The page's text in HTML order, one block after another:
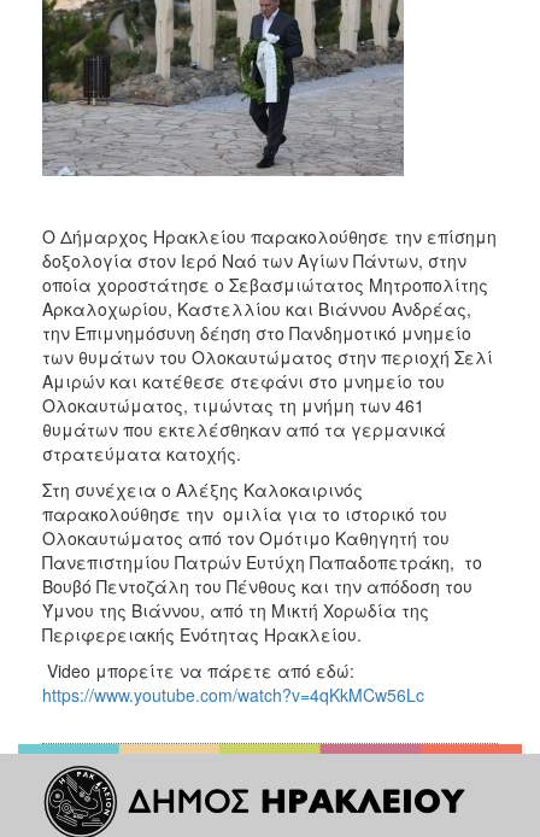
2012
2011
2010
2006
ΔΗΜΟΤΗΣ
ΕΠΙΣΚΕΠΤΗΣ
ΗΡΑΚΛΕΙΟ
Ο Δήμαρχος Ηρακλείου παρακολούθησε την επίσημη
δοξολογία στον Ιερό Ναό των Αγίων Πάντων, στην
οποία χοροστάτησε ο Σεβασμιώτατος Μητροπολίτης
Αρκαλοχωρίου, Καστελλίου και Βιάννου Ανδρέας,
την Επιμνημόσυνη δέηση στο Πανδημοτικό μνημείο
των θυμάτων του Ολοκαυτώματος στην περιοχή Σελί
Αμιρών και κατέθεσε στεφάνι στο μνημείο του
Ολοκαυτώματος, τιμώντας τη μνήμη των 461
θυμάτων που εκτελέσθηκαν από τα γερμανικά
στρατεύματα κατοχής.
Στη συνέχεια ο Αλέξης Καλοκαιρινός
παρακολούθησε την ομιλία για το ιστορικό του
Ολοκαυτώματος από τον Ομότιμο Καθηγητή του
Πανεπιστημίου Πατρών Ευτύχη Παπαδοπετράκη, το
Βουβό Πεντοζάλη του Πένθους και την απόδοση του
Ύμνου της Βιάννου, από τη Μικτή Χορωδία της
Περιφερειακής Ενότητας Ηρακλείου.
Video μπορείτε να πάρετε από εδώ:
https://www.youtube.com/watch?v=4qKkMCw56Lc